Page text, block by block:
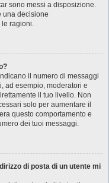
sono messi a disposizione.
una decisione
le ragioni.
il numero di messaggi
ad esempio, moderatori e
il tuo livello. Non
solo per aumentare il
questo comportamento e
dei tuoi messaggi.
di posta di un utente mi